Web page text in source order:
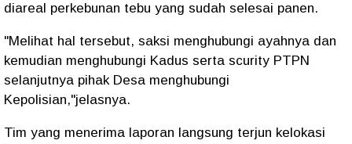
diareal perkebunan tebu yang sudah selesai panen.
"Melihat hal tersebut, saksi menghubungi ayahnya dan
kemudian menghubungi Kadus serta scurity PTPN
selanjutnya pihak Desa menghubungi
Kepolisian,"jelasnya.
Tim yang menerima laporan langsung terjun kelokasi